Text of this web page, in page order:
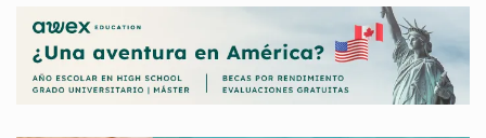
La Universidad de Buenos Aires cuenta con trece facultades y
cuenta con más de cien carreras universitarias de grado y
más de quinientas carreras de posgrado. Además dispone de
seis colegios secundarios y más de sesenta institutos de